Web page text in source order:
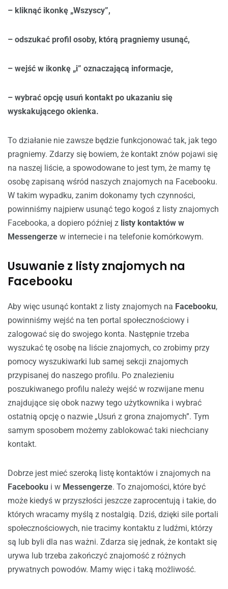
– kliknąć ikonkę „Wszyscy”,
– odszukać profil osoby, którą pragniemy usunąć,
– wejść w ikonkę „i” oznaczającą informacje,
– wybrać opcję usuń kontakt po ukazaniu się
wyskakującego okienka.
To działanie nie zawsze będzie funkcjonować tak, jak tego
pragniemy. Zdarzy się bowiem, że kontakt znów pojawi się
na naszej liście, a spowodowane to jest tym, że mamy tę
osobę zapisaną wśród naszych znajomych na Facebooku.
W takim wypadku, zanim dokonamy tych czynności,
powinniśmy najpierw usunąć tego kogoś z listy znajomych
Facebooka, a dopiero później z listy kontaktów w
Messengerze w internecie i na telefonie komórkowym.
Usuwanie z listy znajomych na
Facebooku
Aby więc usunąć kontakt z listy znajomych na Facebooku,
powinniśmy wejść na ten portal społecznościowy i
zalogować się do swojego konta. Następnie trzeba
wyszukać tę osobę na liście znajomych, co zrobimy przy
pomocy wyszukiwarki lub samej sekcji znajomych
przypisanej do naszego profilu. Po znalezieniu
poszukiwanego profilu należy wejść w rozwijane menu
znajdujące się obok nazwy tego użytkownika i wybrać
ostatnią opcję o nazwie „Usuń z grona znajomych”. Tym
samym sposobem możemy zablokować taki niechciany
kontakt.
Dobrze jest mieć szeroką listę kontaktów i znajomych na
Facebooku i w Messengerze. To znajomości, które być
może kiedyś w przyszłości jeszcze zaprocentują i takie, do
których wracamy myślą z nostalgią. Dziś, dzięki sile portali
społecznościowych, nie tracimy kontaktu z ludźmi, którzy
są lub byli dla nas ważni. Zdarza się jednak, że kontakt się
urywa lub trzeba zakończyć znajomość z różnych
prywatnych powodów. Mamy więc i taką możliwość.